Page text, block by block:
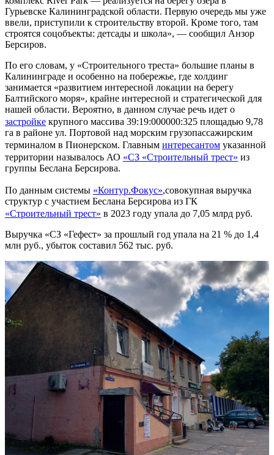
Гурьевске Калининградской области. Первую очередь мы уже
ввели, приступили к строительству второй. Кроме того, там
строятся соцобъекты: детсады и школа», — сообщил Анзор
Берсиров.
По его словам, у «Строительного треста» большие планы в
Калининграде и особенно на побережье, где холдинг
занимается «развитием интересной локации на берегу
Балтийского моря», крайне интересной и стратегической для
нашей области. Вероятно, в данном случае речь идет о
застройке крупного массива 39:19:000000:325 площадью 9,78
га в районе ул. Портовой над морским грузопассажирским
терминалом в Пионерском. Главным интересантом указанной
территории называлось АО «СЗ «Строительный трест» из
группы Беслана Берсирова.
По данным системы «Контур.Фокус»,совокупная выручка
структур с участием Беслана Берсирова из ГК
«Строительный трест» в 2023 году упала до 7,05 млрд руб.
Выручка «СЗ «Гефест» за прошлый год упала на 21 % до 1,4
млн руб., убыток составил 562 тыс. руб.